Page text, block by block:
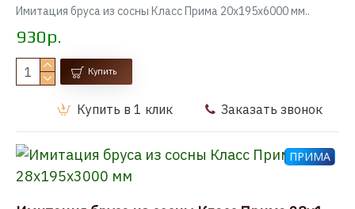
Имитация бруса из сосны Класс Прима 20x195x6000 мм..
930р.
Купить
Купить в 1 клик Заказать звонок
ПРИМА